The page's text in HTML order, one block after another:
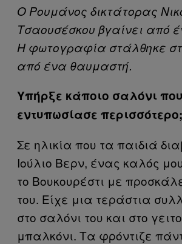
Ο Ρουμάνος δικτάτορας
Τσαουσέσκου βγαίνει από
Η φωτογραφία στάλθηκε
από ένα θαυμαστή.
Υπήρξε κάποιο σαλόνι
εντυπωσίασε περισσότερο;
Σε ηλικία που τα παιδιά
Ιούλιο Βερν, ένας καλός
το Βουκουρέστι με
του. Είχε μια τεράστια
στο σαλόνι του και στο
μπαλκόνι. Τα φρόντιζε